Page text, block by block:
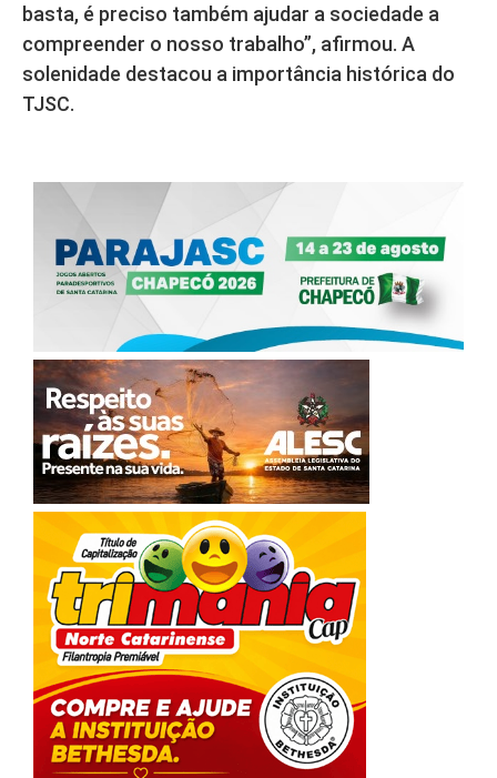
basta, é preciso também ajudar a sociedade a
compreender o nosso trabalho”, afirmou. A
solenidade destacou a importância histórica do
TJSC.